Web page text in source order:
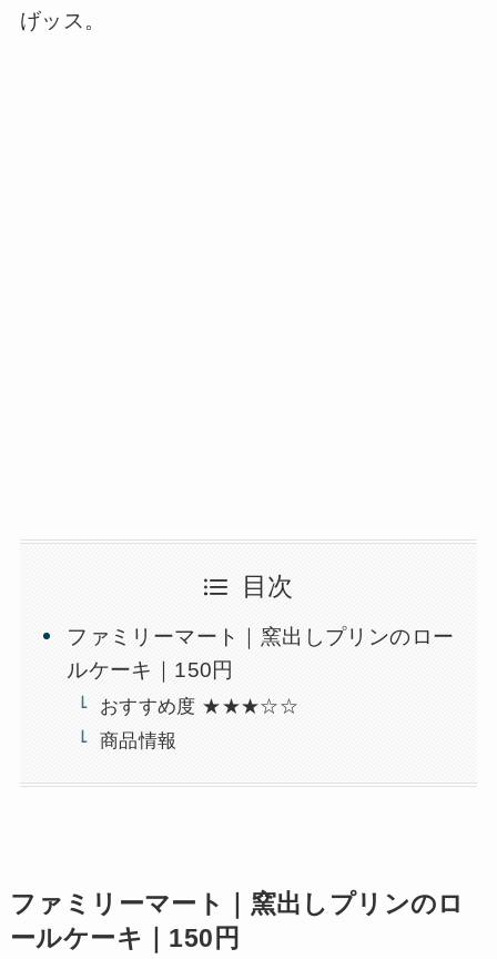
げッス。
目次
ファミリーマート｜窯出しプリンのロー
ルケーキ｜150円
おすすめ度 ★★★☆☆
商品情報
ファミリーマート｜窯出しプリンのロ
ールケーキ｜150円